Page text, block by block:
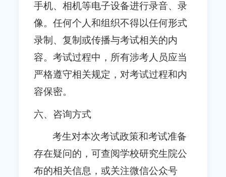
手机、相机等电子设备进行录音、录
像。任何个人和组织不得以任何形式
录制、复制或传播与考试相关的内
容。考试过程中，所有涉考人员应当
严格遵守相关规定，对考试过程和内
容保密。
六、咨询方式
考生对本次考试政策和考试准备
存在疑问的，可查阅学校研究生院公
布的相关信息，或关注微信公众号